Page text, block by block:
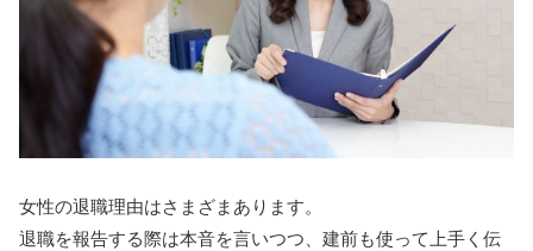
女性の退職理由はさまざまあります。
退職を報告する際は本音を言いつつ、建前も使って上手く伝